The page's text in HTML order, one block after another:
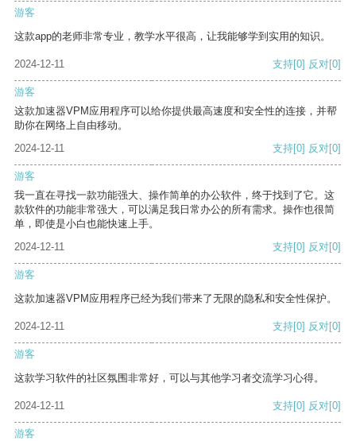
游客
这款app的老师非常专业，教学水平很高，让我能够学到实用的知识。
2024-12-11 支持[0] 反对[0]
游客
这款加速器VPM应用程序可以给你提供最高速度和安全性的连接，并帮
助你在网络上自由移动。
2024-12-11
支持[0] 反对[0]
游客
我一直在寻找一款功能强大、操作简单的办公软件，终于找到了它。这
款软件的功能非常强大，可以满足我日常办公的所有需求。操作也很简
单，即使是小白也能快速上手。
2024-12-11
支持[0] 反对[0]
游客
这款加速器VPM应用程序已经为我们带来了无限的隐私和安全性保护。
2024-12-11 支持[0] 反对[0]
游客
这款学习软件的社区氛围非常好，可以与其他学习者交流学习心得。
2024-12-11 支持[0] 反对[0]
游客